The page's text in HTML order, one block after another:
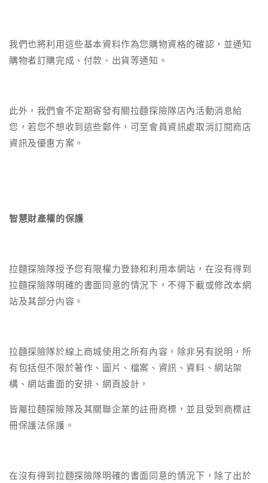
我們也將利用這些基本資料作為您購物資格的確認，並通知
購物者訂購完成、付款、出貨等通知。
此外，我們會不定期寄發有關拉麵探險隊店內活動消息給
您，若您不想收到這些郵件，可至會員資訊處取消訂閱商店
資訊及優惠方案。
智慧財產權的保護
拉麵探險隊授予您有限權力登錄和利用本網站，在沒有得到
拉麵探險隊明確的書面同意的情況下，不得下載或修改本網
站及其部分内容。
拉麵探險隊於線上商城使用之所有內容，除非另有説明，所
有包括但不限於著作、圖片、檔案、資訊、資料、網站架
構、網站畫面的安排、網頁設計，
皆屬拉麵探險隊及其關聯企業的註冊商標，並且受到商標註
冊保護法保護。
在沒有得到拉麵探險隊明確的書面同意的情況下，除了出於